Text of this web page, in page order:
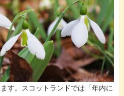
す。スコットランドでは「年内に